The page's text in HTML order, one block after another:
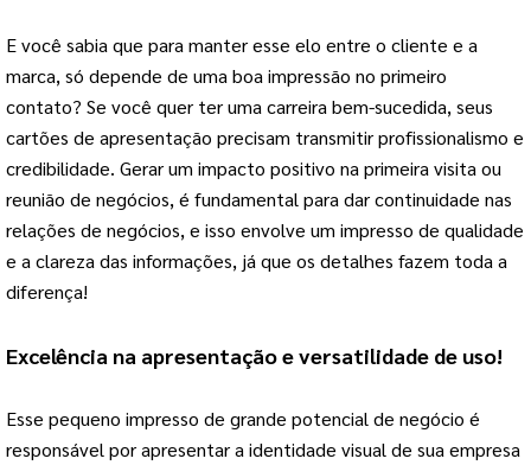
E você sabia que para manter esse elo entre o cliente e a
marca, só depende de uma boa impressão no primeiro
contato? Se você quer ter uma carreira bem-sucedida, seus
cartões de apresentação precisam transmitir profissionalismo e
credibilidade. Gerar um impacto positivo na primeira visita ou
reunião de negócios, é fundamental para dar continuidade nas
relações de negócios, e isso envolve um impresso de qualidade
e a clareza das informações, já que os detalhes fazem toda a
diferença!
Excelência na apresentação e versatilidade de uso!
Esse pequeno impresso de grande potencial de negócio é
responsável por apresentar a identidade visual de sua empresa